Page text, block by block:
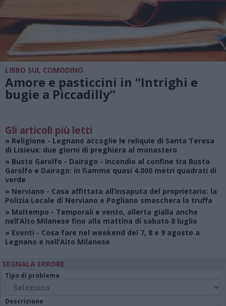
LIBRO SUL COMODINO
Amore e pasticcini in “Intrighi e
bugie a Piccadilly”
Gli articoli più letti
» Religione - Legnano accoglie le reliquie di Santa Teresa
di Lisieux: due giorni di preghiera al monastero
» Busto Garolfo - Dairago - Incendio al confine tra Busto
Garolfo e Dairago: in fiamme quasi 4.000 metri quadrati di
verde
» Nerviano - Casa affittata all’insaputa del proprietario: la
Polizia Locale di Nerviano e Pogliano smaschera la truffa
» Maltempo - Temporali e vento, allerta gialla anche
nell’Alto Milanese fino alla mattina di sabato 8 luglio
» Eventi - Cosa fare nel weekend del 7, 8 e 9 agosto a
Legnano e nell’Alto Milanese
SEGNALA ERRORE
Tipo di problema
Descrizione